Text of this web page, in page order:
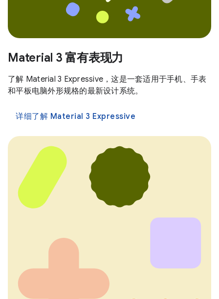
Material 3 富有表现力
了解 Material 3 Expressive，这是一套适用于手机、手表
和平板电脑外形规格的最新设计系统。
详细了解 Material 3 Expressive